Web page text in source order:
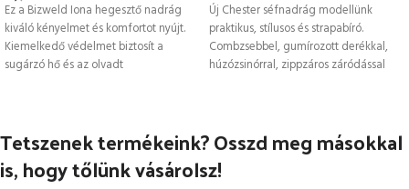
Ez a Bizweld Iona hegesztő nadrág
kiváló kényelmet és komfortot nyújt.
Kiemelkedő védelmet biztosít a
sugárzó hő és az olvadt
Új Chester séfnadrág modellünk
praktikus, stílusos és strapabíró.
Combzsebbel, gumírozott derékkal,
húzózsinórral, zippzáros záródással
Tetszenek termékeink? Osszd meg másokkal
is, hogy tőlünk vásárolsz!